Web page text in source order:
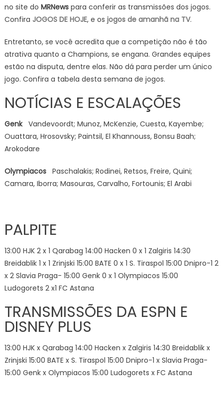
no site do MRNewspara conferir as transmissões dos jogos.
Confira JOGOS DE HOJE, e os jogos de amanhã na TV.
Entretanto, se você acredita que a competição não é tão
atrativa quanto a Champions, se engana. Grandes equipes
estão na disputa, dentre elas. Não dá para perder um único
jogo. Confira a tabela desta semana de jogos.
NOTÍCIAS E ESCALAÇÕES
Genk Vandevoordt; Munoz, McKenzie, Cuesta, Kayembe;
Ouattara, Hrosovsky; Paintsil, El Khannouss, Bonsu Baah;
Arokodare
Olympiacos Paschalakis; Rodinei, Retsos, Freire, Quini;
Camara, Iborra; Masouras, Carvalho, Fortounis; El Arabi
PALPITE
13:00 HJK 2 x 1 Qarabag 14:00 Hacken 0 x 1 Zalgiris 14:30
Breidablik 1 x 1 Zrinjski 15:00 BATE 0 x 1 S. Tiraspol 15:00 Dnipro-1 2
x 2 Slavia Praga- 15:00 Genk 0 x 1 Olympiacos 15:00
Ludogorets 2 x1 FC Astana
TRANSMISSÕES DA ESPN E
DISNEY PLUS
13:00 HJK x Qarabag 14:00 Hacken x Zalgiris 14:30 Breidablik x
Zrinjski 15:00 BATE x S. Tiraspol 15:00 Dnipro-1 x Slavia Praga-
15:00 Genk x Olympiacos 15:00 Ludogorets x FC Astana